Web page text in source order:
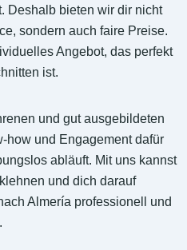
Deshalb bieten wir dir nicht
sondern auch faire Preise.
Angebot, das perfekt
ist.
und gut ausgebildeten
how und Engagement dafür
abläuft. Mit uns kannst
und dich darauf
Almería professionell und